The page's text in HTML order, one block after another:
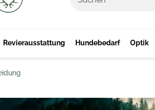
Revierausstattung Hundebedarf Optik